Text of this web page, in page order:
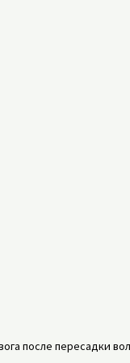
после пересадки